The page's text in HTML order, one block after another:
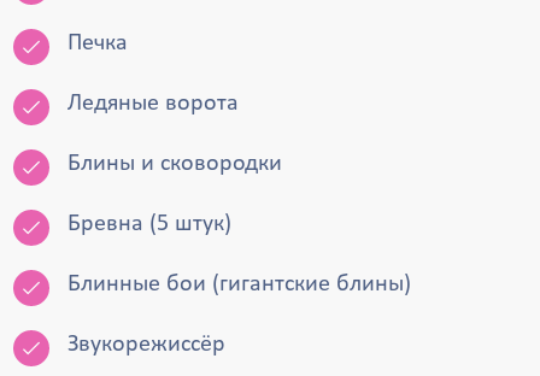
Печка
Ледяные ворота
Блины и сковородки
Бревна (5 штук)
Блинные бои (гигантские блины)
Звукорежиссёр